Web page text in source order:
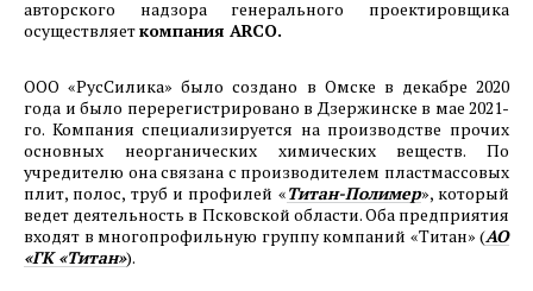
25.07.2024
машиностроительного предприятия АО
«Спецтехномаш» на территории ОЭЗ
Красноярская Технологическая Долина. Июль
2024г.
19.07.2024
Испытания разведывательного комплекса на
базе циклолета запланированы на 2025 год
авторского надзора генерального проектировщика
осуществляеткомпания ARCO.
ООО «РусСилика» было создано в Омске в декабре 2020
года и было перерегистрировано в Дзержинске в мае 2021-
го. Компания специализируется на производстве прочих
основных неорганических химических веществ. По
учредителю она связана с производителем пластмассовых
плит, полос, труб и профилей «Титан-Полимер», который
ведет деятельность в Псковской области. Оба предприятия
входят в многопрофильную группу компаний «Титан» (АО
«ГК «Титан»).